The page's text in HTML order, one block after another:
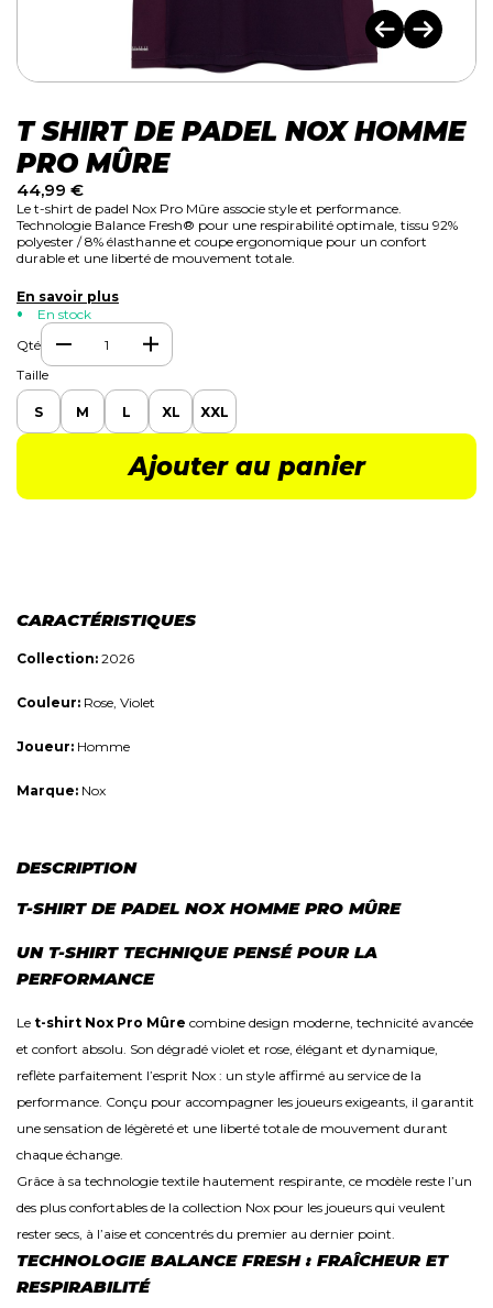
T SHIRT DE PADEL NOX HOMME
PRO MÛRE
44,99 €
Le t-shirt de padel Nox Pro Mûre associe style et performance.
Technologie Balance Fresh® pour une respirabilité optimale, tissu 92%
polyester / 8% élasthanne et coupe ergonomique pour un confort
durable et une liberté de mouvement totale.
En savoir plus
En stock
Qté
Taille
S M L XL XXL
Ajouter au panier
CARACTÉRISTIQUES
Collection: 2026
Couleur: Rose, Violet
Joueur: Homme
Marque: Nox
DESCRIPTION
T-SHIRT DE PADEL NOX HOMME PRO MÛRE
UN T-SHIRT TECHNIQUE PENSÉ POUR LA
PERFORMANCE
Le t-shirt Nox Pro Mûre combine design moderne, technicité avancée
et confort absolu. Son dégradé violet et rose, élégant et dynamique,
reflète parfaitement l’esprit Nox : un style affirmé au service de la
performance. Conçu pour accompagner les joueurs exigeants, il garantit
une sensation de légèreté et une liberté totale de mouvement durant
chaque échange.
Grâce à sa technologie textile hautement respirante, ce modèle reste l’un
des plus confortables de la collection Nox pour les joueurs qui veulent
rester secs, à l’aise et concentrés du premier au dernier point.
TECHNOLOGIE BALANCE FRESH : FRAÎCHEUR ET
RESPIRABILITÉ